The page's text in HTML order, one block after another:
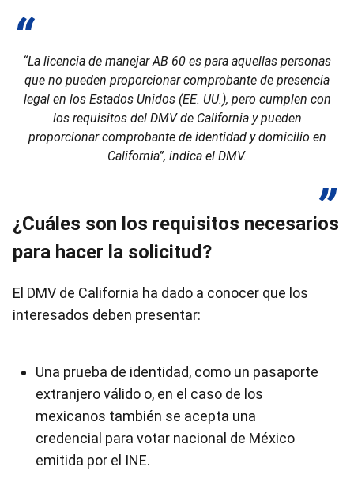
“La licencia de manejar AB 60 es para aquellas personas
que no pueden proporcionar comprobante de presencia
legal en los Estados Unidos (EE. UU.), pero cumplen con
los requisitos del DMV de California y pueden
proporcionar comprobante de identidad y domicilio en
California”, indica el DMV.
¿Cuáles son los requisitos necesarios
para hacer la solicitud?
El DMV de California ha dado a conocer que los
interesados deben presentar:
Una prueba de identidad, como un pasaporte
extranjero válido o, en el caso de los
mexicanos también se acepta una
credencial para votar nacional de México
emitida por el INE.